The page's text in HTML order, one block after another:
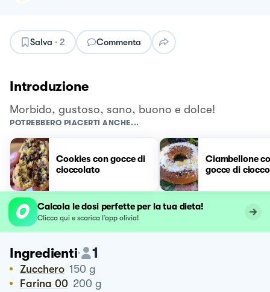
Salva · 2 Commenta
Introduzione
Morbido, gustoso, sano, buono e dolce!
POTREBBERO PIACERTI ANCHE...
Cookies con gocce di
cioccolato
Ciambellone
gocce di
Calcola le dosi perfette per la tua dieta!
Clicca qui e scarica l’app olivia!
Ingredienti 1
Zucchero 150 g
Farina 00 200 g